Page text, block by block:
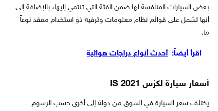
بعض السيارات المنافسة لها ضمن الفئة التي تنتمي إليها، بالإضافة إلى
أنها تشمل على قوائم نظام معلومات وترفيه ذو استخدام معقد نوعاً
ما.
اقرأ أيضاً: أحدث أنواع دراجات هوائية
أسعار سيارة لكزس IS 2021
يختلف سعر السيارة في السوق من دولة إلى أخرى حسب الرسوم